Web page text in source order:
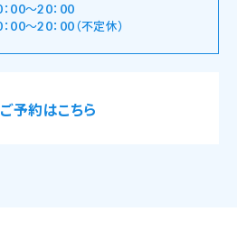
00～20：00
～20：00（不定休）
ご予約はこちら